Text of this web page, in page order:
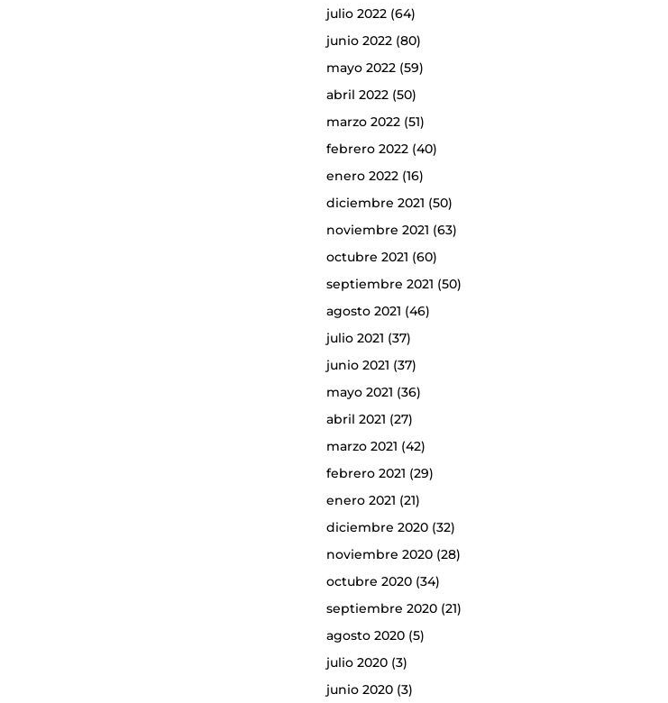
julio 2022(64)
junio 2022(80)
mayo 2022(59)
abril 2022(50)
marzo 2022(51)
febrero 2022(40)
enero 2022(16)
diciembre 2021 (50)
noviembre 2021 (63)
octubre 2021 (60)
septiembre 2021 (50)
agosto 2021 (46)
julio 2021 (37)
junio 2021 (37)
mayo 2021 (36)
abril 2021 (27)
marzo 2021 (42)
febrero 2021 (29)
enero 2021 (21)
diciembre 2020(32)
noviembre 2020(28)
octubre 2020(34)
septiembre 2020(21)
agosto 2020(5)
julio 2020(3)
junio 2020(3)